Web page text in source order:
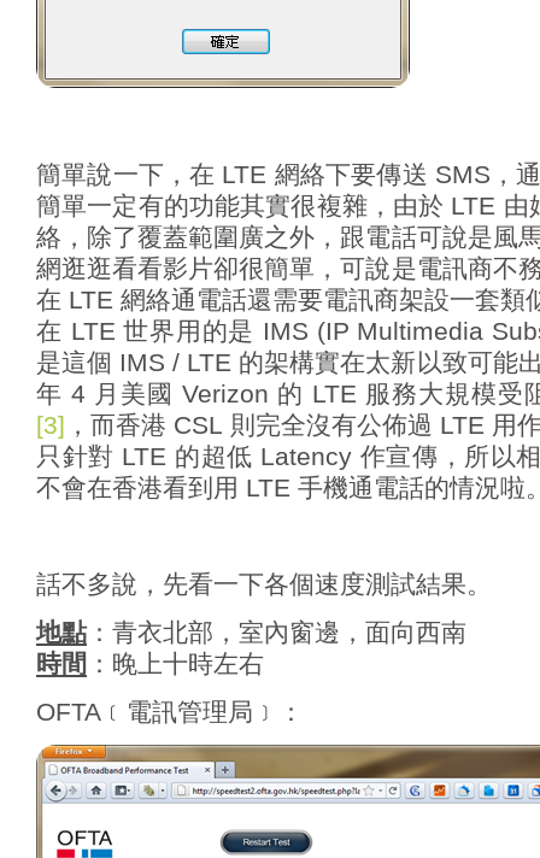
簡單說一下，在 LTE 網絡下要傳送 SMS，
簡單一定有的功能其實很複雜，由於 LTE
絡，除了覆蓋範圍廣之外，跟電話可說是風
網逛逛看看影片卻很簡單，可說是電訊商不
在 LTE 網絡通電話還需要電訊商架設一套類
在 LTE 世界用的是 IMS (IP Multimedia
是這個 IMS / LTE 的架構實在太新以致可能
年 4 月美國 Verizon 的 LTE 服務大規模受
[3] ，而香港 CSL 則完全沒有公佈過 LTE 用
只針對 LTE 的超低 Latency 作宣傳，所以
不會在香港看到用 LTE 手機通電話的情況啦
話不多說，先看一下各個速度測試結果。
地點：青衣北部，室內窗邊，面向西南
時間 ：晚上十時左右
OFTA﹝電訊管理局﹞：